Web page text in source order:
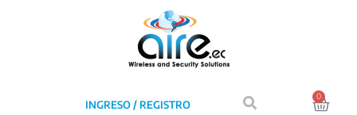
INGRESO / REGISTRO
0